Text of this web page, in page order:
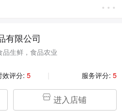
有限公司
品生鲜，食品农业
效评分: 5 服务评分: 5
进入店铺